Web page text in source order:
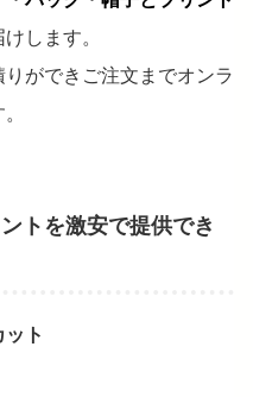
します。
ができご注文までオンラ
トを激安で提供でき
ト